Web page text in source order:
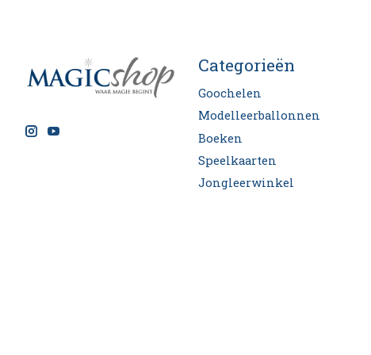
Categorieën
Goochelen
Modelleerballonnen
Boeken
Speelkaarten
Jongleerwinkel